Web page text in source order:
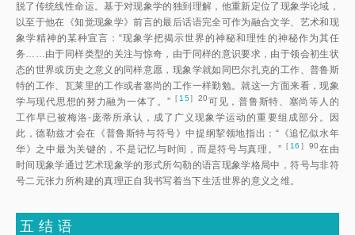
脱了传统线性命运。基于对现象学的独到理解，他重新定位了现象学论域，
以至于他在《知觉现象学》前言的最后话语完全可作为融合文学、艺术和现
象学精神的某种宣言：“现象学把揭示世界的神秘和理性的神秘作为其任
务……由于同样类型的关注与惊奇，由于同样的意识要求，由于领会初生状
态的世界或历史之意义的同样意愿，现象学就如同巴尔扎克的工作、普鲁斯
特的工作、瓦莱里的工作或者塞尚的工作一样勤勉。就这一方面来看，现象
学与现代思想的努力融为一体了。 ” ［ 15］20可见，普鲁斯特、塞尚等人的
工作早已被梅洛-庞蒂所承认，成了广义现象学运动的重要组成部分。因
此，德勒兹才会在《普鲁斯特与符号》中提纲挈领地指出：“《追忆似水年
华》之中最为关键的，不是记忆与时间，而是符号与真理。 ”［ 16 ］90在由
时间现象学通过艺术现象学的形式所勾勒的语言现象学格局中，符号与非符
号二元张力所构建的真理正自我书写着当下生活世界的意义之维。
五 结 语